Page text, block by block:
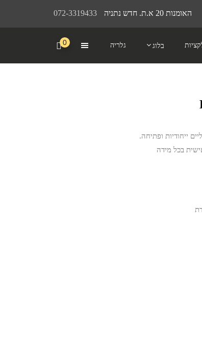
072-3319433 האומנות 20 א.ת. חדש נתניה
בלוג גלריה 0
ייחודיות ופתיחה.
בכל מידה